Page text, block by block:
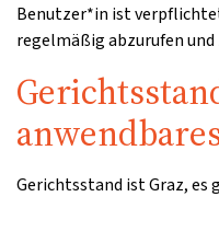
Benutzer*in ist
regelmäßig abzurufen
Gerichtsstand ist Graz, es